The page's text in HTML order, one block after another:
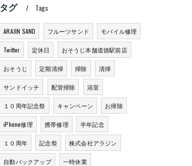
タグ Tags
ARAJIN SAND フルーツサンド モバイル修理
Twitter 定休日 おそうじ本舗道徳駅前店
おそうじ 定期清掃 掃除 清掃
サンドイッチ 配管掃除 浴室
１０周年記念祭 キャンペーン お掃除
iPhone修理 携帯修理 半年記念
１０周年 記念祭 株式会社アラジン
自動バックアップ 一時休業